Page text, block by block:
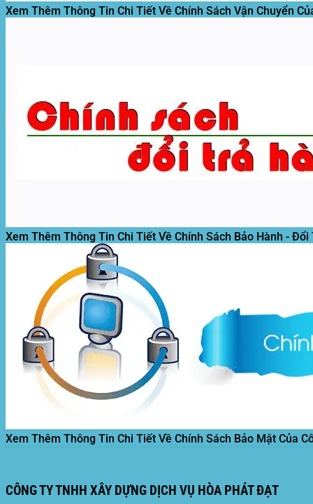
Xem Thêm Thông Tin Chi Tiết Về Chính Sách Vận Chuyển
Xem Thêm Thông Tin Chi Tiết Về Chính Sách Bảo Hành -
Xem Thêm Thông Tin Chi Tiết Về Chính Sách Bảo Mật Của
CÔNG TY TNHH XÂY DỰNG DỊCH VỤ HÒA PHÁT ĐẠT